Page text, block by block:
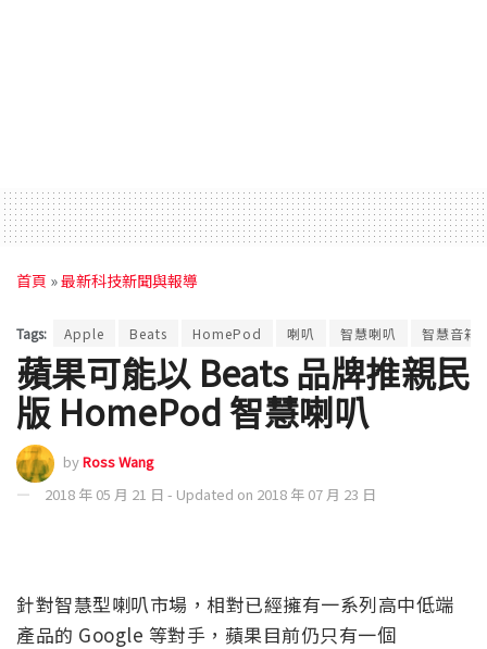
首頁 »最新科技新聞與報導
Tags: Apple Beats HomePod 喇叭 智慧喇叭 智慧音箱
蘋果可能以 Beats 品牌推親民
版 HomePod 智慧喇叭
byRoss Wang
2018 年 05 月 21 日 - Updated on 2018 年 07 月 23 日
針對智慧型喇叭市場，相對已經擁有一系列高中低端
產品的 Google 等對手，蘋果目前仍只有一個